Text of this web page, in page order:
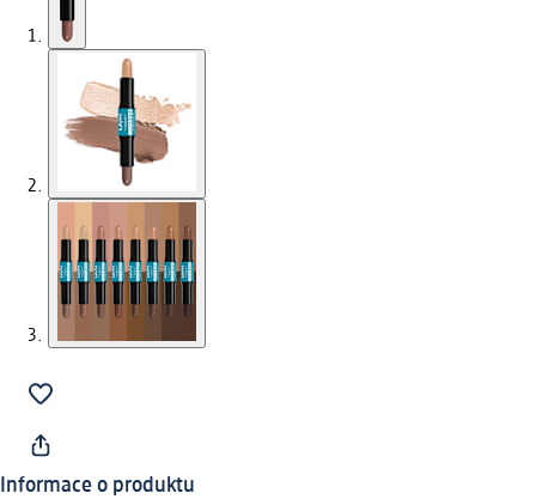
Informace o produktu